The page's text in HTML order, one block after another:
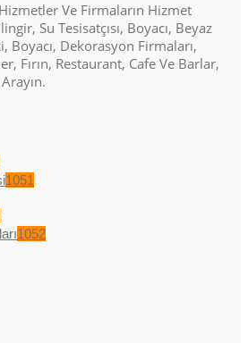
Ve Firmaların Hizmet
Su Tesisatçısı, Boyacı, Beyaz
Boyacı, Dekorasyon Firmaları,
Fırın, Restaurant, Cafe Ve Barlar,
1051
1052